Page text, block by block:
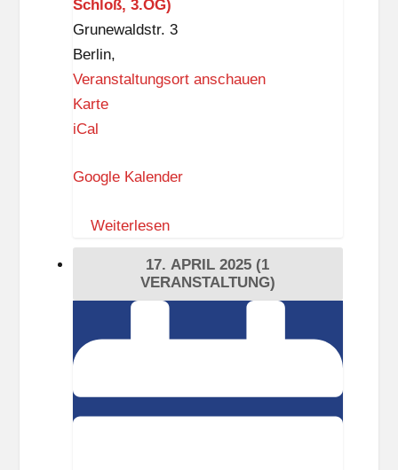
Schloß, 3.OG)
Grunewaldstr. 3
Berlin,
Veranstaltungsort anschauen
KarteI
e
o
r
-
w
iCal
Google Kalender
Weiterlesen
17. APRIL 2025 (1
VERANSTALTUNG)
Einladung
zum
“Schlaraffischen